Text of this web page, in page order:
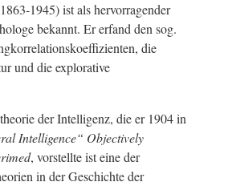
1945) ist als hervorragender
bekannt. Er erfand den sog.
die
und die explorative
der Intelligenz, die er 1904 in
Intelligence“ Objectively
imed, vorstellte ist eine der
in der Geschichte der